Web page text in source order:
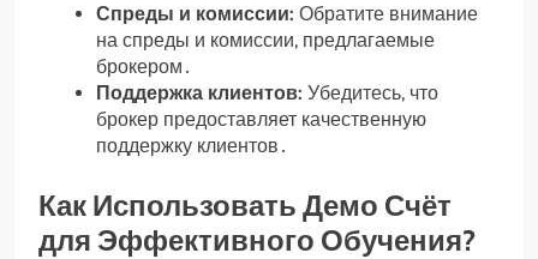
Спреды и комиссии: Обратите внимание
на спреды и комиссии, предлагаемые
брокером․
Поддержка клиентов: Убедитесь, что
брокер предоставляет качественную
поддержку клиентов․
Как Использовать Демо Счёт
для Эффективного Обучения?